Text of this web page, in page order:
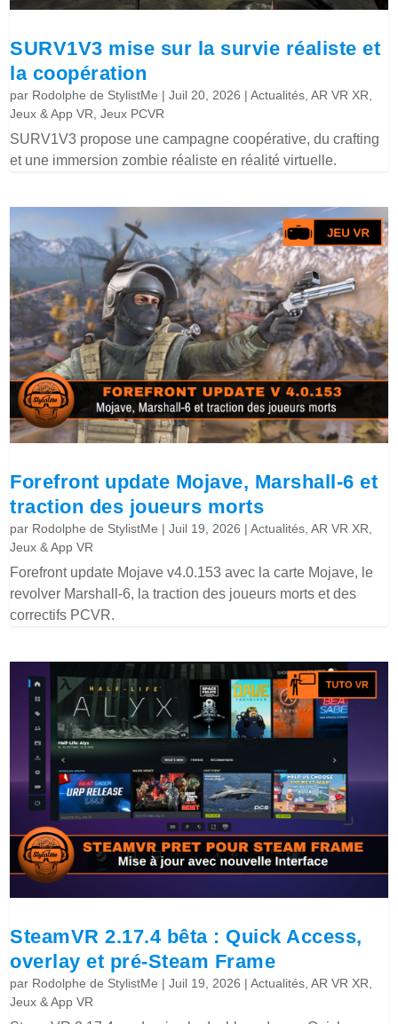
SURV1V3 mise sur la survie réaliste et
la coopération
par Rodolphe de StylistMe |Juil 20, 2026 |Actualités ,AR VR XR
Jeux & App VR ,Jeux PCVR
SURV1V3 propose une campagne coopérative, du crafting
et une immersion zombie réaliste en réalité virtuelle.
Forefront update Mojave, Marshall-6 et
traction des joueurs morts
par Rodolphe de StylistMe |Juil 19, 2026 |Actualités ,AR VR XR
Jeux & App VR
Forefront update Mojave v4.0.153 avec la carte Mojave, le
revolver Marshall-6, la traction des joueurs morts et des
correctifs PCVR.
SteamVR 2.17.4 bêta : Quick Access,
overlay et pré-Steam Frame
par Rodolphe de StylistMe |Juil 19, 2026 |Actualités ,AR VR XR
Jeux & App VR